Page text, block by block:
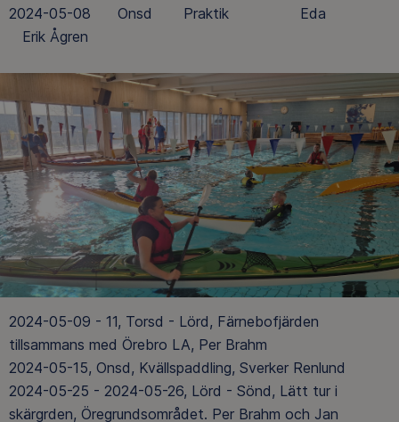
2024-05-08 Onsd Praktik Eda
Erik Ågren
2024-05-09 - 11, Torsd - Lörd, Färnebofjärden
tillsammans med Örebro LA, Per Brahm
2024-05-15, Onsd, Kvällspaddling, Sverker Renlund
2024-05-25 - 2024-05-26, Lörd - Sönd, Lätt tur i
skärgrden, Öregrundsområdet. Per Brahm och Jan